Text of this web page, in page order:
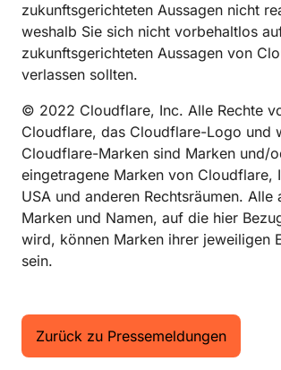
zukunftsgerichteten Aussagen nicht
weshalb Sie sich nicht vorbehaltlos
zukunftsgerichteten Aussagen von
verlassen sollten.
© 2022 Cloudflare, Inc. Alle Rechte
Cloudflare, das Cloudflare-Logo und
Cloudflare-Marken sind Marken und/
eingetragene Marken von Cloudflare,
USA und anderen Rechtsräumen. Alle
Marken und Namen, auf die hier
wird, können Marken ihrer jeweiligen
sein.
Zurück zu Pressemeldungen